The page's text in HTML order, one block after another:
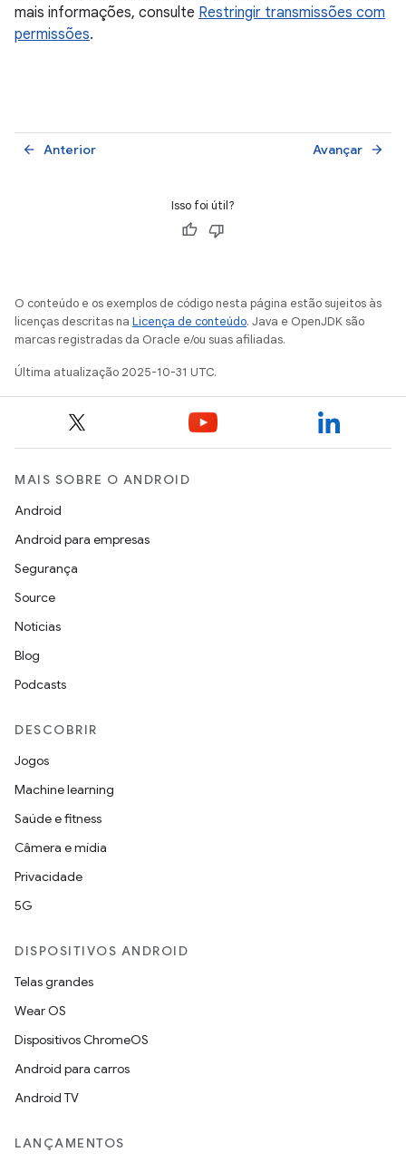
mais informações, consulte Restringir transmissões com
permissões.
Anterior
arrow_back Avançar arrow_forward
Isso foi útil?
O conteúdo e os exemplos de código nesta página estão sujeitos às
licenças descritas na Licença de conteúdo. Java e OpenJDK são
marcas registradas da Oracle e/ou suas afiliadas.
Última atualização 2025-10-31 UTC.
MAIS SOBRE O ANDROID
Android
Android para empresas
Segurança
Source
Notícias
Blog
Podcasts
DESCOBRIR
Jogos
Machine learning
Saúde e fitness
Câmera e mídia
Privacidade
5G
DISPOSITIVOS ANDROID
Telas grandes
Wear OS
Dispositivos ChromeOS
Android para carros
Android TV
LANÇAMENTOS